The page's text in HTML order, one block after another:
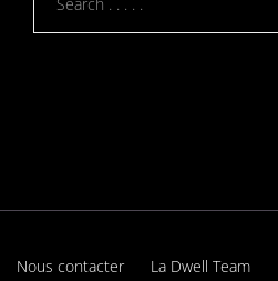
Nous contacter
La Dwell Team